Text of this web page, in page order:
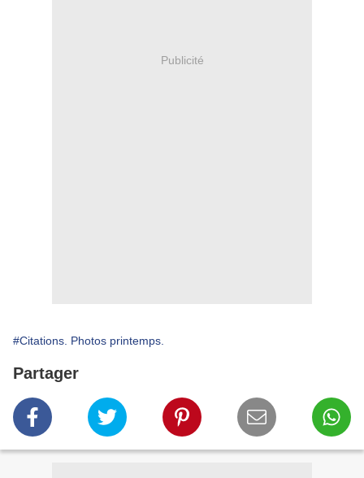
Publicité
#Citations. Photos printemps.
Partager